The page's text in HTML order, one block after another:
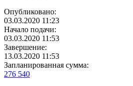
Опубликовано:
03.03.2020 11:23
Начало подачи:
03.03.2020 11:53
Завершение:
13.03.2020 11:53
Запланированная сумма:
276 540